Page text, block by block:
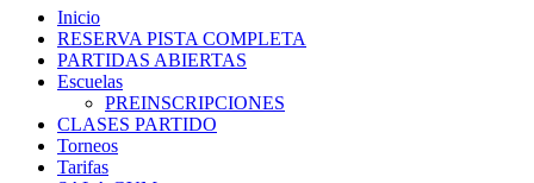
Inicio
RESERVA PISTA COMPLETA
PARTIDAS ABIERTAS
Escuelas
PREINSCRIPCIONES
CLASES PARTIDO
Torneos
Tarifas